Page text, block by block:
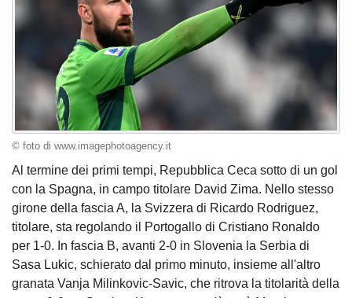
© foto di www.imagephotoagency.it
Al termine dei primi tempi, Repubblica Ceca sotto di un gol
con la Spagna, in campo titolare David Zima. Nello stesso
girone della fascia A, la Svizzera di Ricardo Rodriguez,
titolare, sta regolando il Portogallo di Cristiano Ronaldo
per 1-0. In fascia B, avanti 2-0 in Slovenia la Serbia di
Sasa Lukic, schierato dal primo minuto, insieme all'altro
granata Vanja Milinkovic-Savic, che ritrova la titolarità della